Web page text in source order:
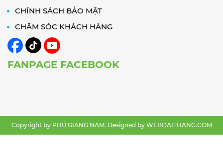
CHÍNH SÁCH BẢO MẬT
CHĂM SÓC KHÁCH HÀNG
FANPAGE FACEBOOK
Copyright by PHÚ GIANG NAM. Designed by WEBDAITHANG.COM